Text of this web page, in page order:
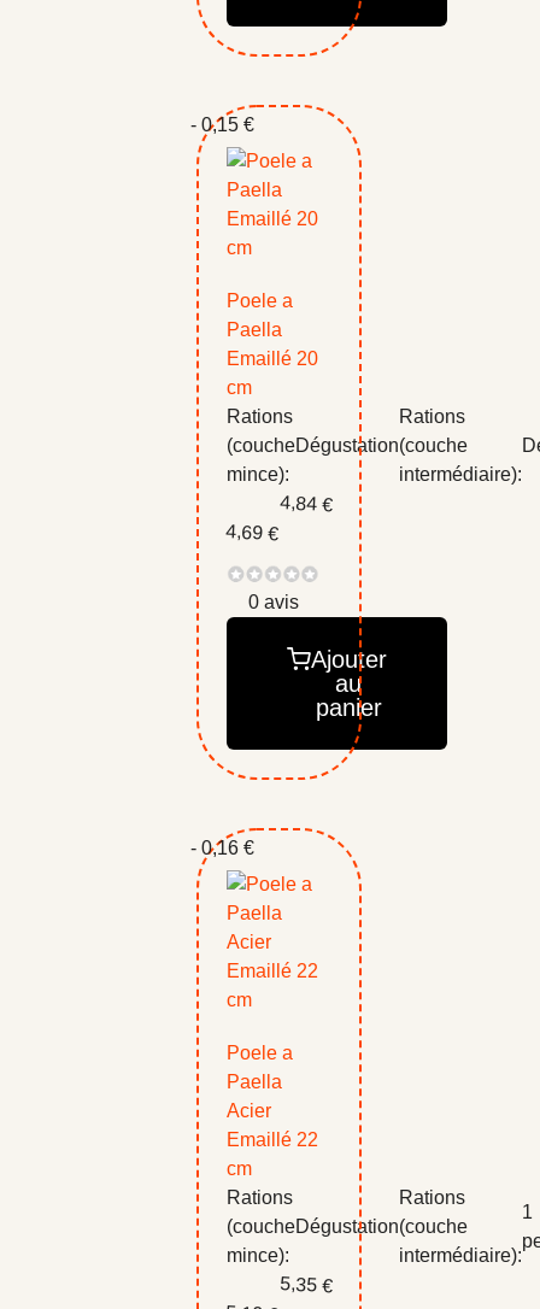
- 0,15 €
Poele a
Paella
Emaillé 20
cm
Rations
(couche
mince):
Dégustation
Rations
(couche
intermédiaire):
4,69 €
4,84 €
0 avis
Ajouter
au
panier
- 0,16 €
Poele a
Paella
Acier
Emaillé 22
cm
Rations
(couche
mince):
Dégustation
Rations
(couche
intermédiaire):
1
5,35 €